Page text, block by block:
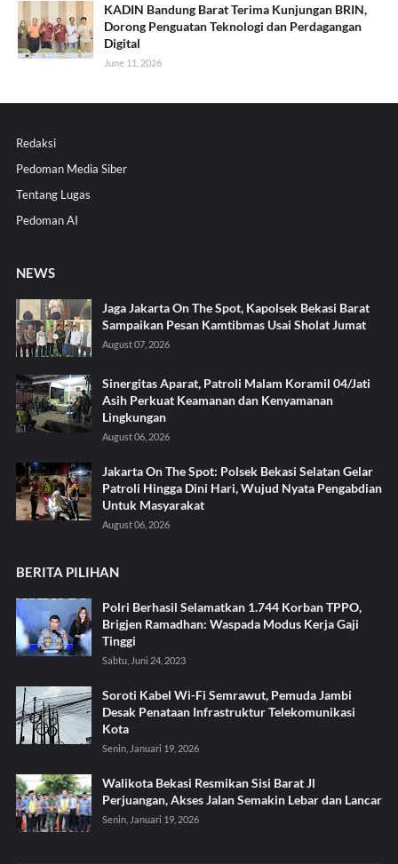
KADIN Bandung Barat Terima Kunjungan BRIN,
Dorong Penguatan Teknologi dan Perdagangan
Digital
June 11, 2026
Redaksi
Pedoman Media Siber
Tentang Lugas
Pedoman AI
NEWS
Jaga Jakarta On The Spot, Kapolsek Bekasi Barat
Sampaikan Pesan Kamtibmas Usai Sholat Jumat
August 07, 2026
Sinergitas Aparat, Patroli Malam Koramil 04/Jati
Asih Perkuat Keamanan dan Kenyamanan
Lingkungan
August 06, 2026
Jakarta On The Spot: Polsek Bekasi Selatan Gelar
Patroli Hingga Dini Hari, Wujud Nyata Pengabdian
Untuk Masyarakat
August 06, 2026
BERITA PILIHAN
Polri Berhasil Selamatkan 1.744 Korban TPPO,
Brigjen Ramadhan: Waspada Modus Kerja Gaji
Tinggi
Sabtu, Juni 24, 2023
Soroti Kabel Wi-Fi Semrawut, Pemuda Jambi
Desak Penataan Infrastruktur Telekomunikasi
Kota
Senin, Januari 19, 2026
Walikota Bekasi Resmikan Sisi Barat Jl
Perjuangan, Akses Jalan Semakin Lebar dan Lancar
Senin, Januari 19, 2026